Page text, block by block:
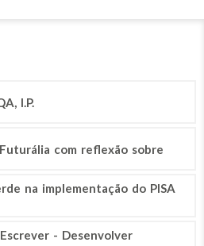
I.P.
com reflexão sobre
na implementação do PISA
- Desenvolver